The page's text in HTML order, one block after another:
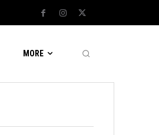
MORE